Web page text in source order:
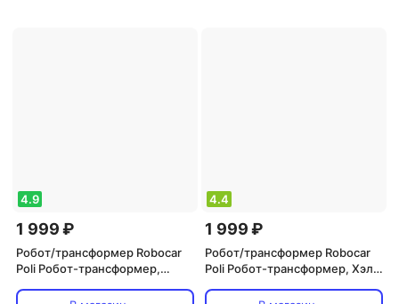
4.9
1 999 ₽
Робот/трансформер Robocar
Poli Робот-трансформер,
4.4
1 999 ₽
Робот/трансформер Robocar
Poli Робот-трансформер, Хэли